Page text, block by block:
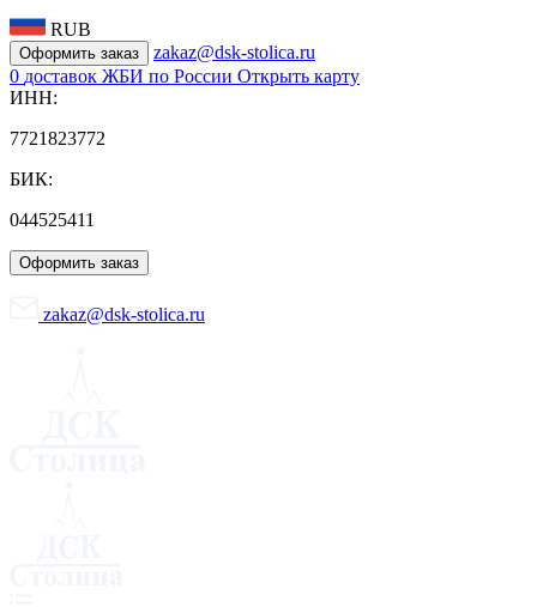
RUB
Оформить заказ
zakaz@dsk-stolica.ru
0 доставок ЖБИ по России Открыть карту
ИНН:
7721823772
БИК:
044525411
Оформить заказ
zakaz@dsk-stolica.ru